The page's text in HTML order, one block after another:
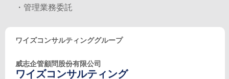
・管理業務委託
ワイズコンサルティンググループ
威志企管顧問股份有限公司
ワイズコンサルティング